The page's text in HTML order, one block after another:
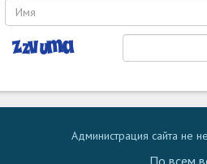
Администрация сайта не